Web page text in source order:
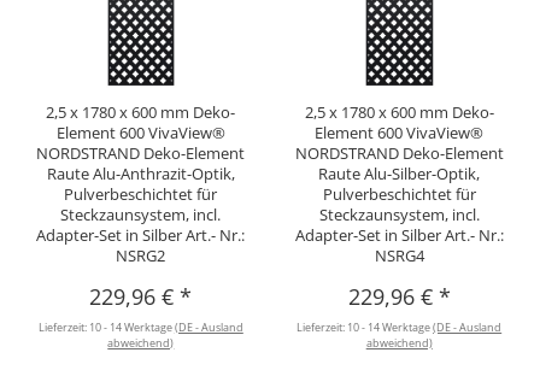
2,5 x 1780 x 600 mm Deko-
Element 600 VivaView®
NORDSTRAND Deko-Element
Raute Alu-Anthrazit-Optik,
Pulverbeschichtet für
Steckzaunsystem, incl.
Adapter-Set in Silber Art.- Nr.:
NSRG2
229,96 €*
Lieferzeit: 10 - 14 Werktage(DE - Ausland
abweichend)
2,5 x 1780 x 600 mm Deko-
Element 600 VivaView®
NORDSTRAND Deko-Element
Raute Alu-Silber-Optik,
Pulverbeschichtet für
Steckzaunsystem, incl.
Adapter-Set in Silber Art.- Nr.:
NSRG4
229,96 € *
Lieferzeit: 10 - 14 Werktage(DE - Ausland
abweichend)